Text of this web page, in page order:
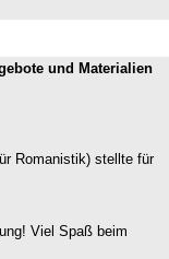
und Materialien
Romanistik) stellte für
Viel Spaß beim